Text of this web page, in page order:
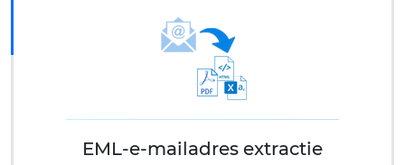
EML-e-mailadres extractie